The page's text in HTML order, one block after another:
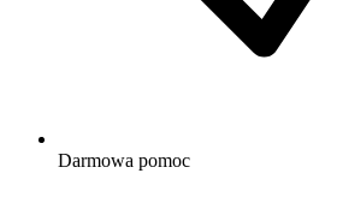
Darmowa pomoc